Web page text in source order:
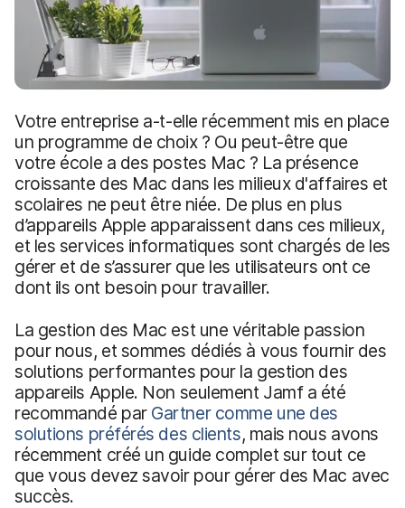
Votre entreprise a-t-elle récemment mis en place
un programme de choix ? Ou peut-être que
votre école a des postes Mac ? La présence
croissante des Mac dans les milieux d'affaires et
scolaires ne peut être niée. De plus en plus
d’appareils Apple apparaissent dans ces milieux,
et les services informatiques sont chargés de les
gérer et de s’assurer que les utilisateurs ont ce
dont ils ont besoin pour travailler.
La gestion des Mac est une véritable passion
pour nous, et sommes dédiés à vous fournir des
solutions performantes pour la gestion des
appareils Apple. Non seulement Jamf a été
recommandé par Gartner comme une des
solutions préférés des clients, mais nous avons
récemment créé un guide complet sur tout ce
que vous devez savoir pour gérer des Mac avec
succès.